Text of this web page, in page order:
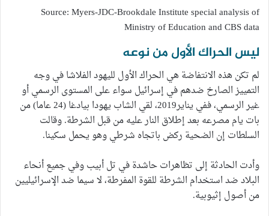
Source: Myers-JDC-Brookdale Institute special analysis of
Ministry of Education and CBS data
ليس الحراك الأول من نوعه
لم تكن هذه الانتفاضة هي الحراك الأول لليهود الفلاشا في وجه
التمييز الصارخ ضدهم في إسرائيل سواء على المستوى الرسمي أو
غير الرسمي، ففي يناير2019، لقي الشاب يهودا بيادغا (24 عاما) من
بات يام مصرعه بعد إطلاق النار عليه من قبل الشرطة. وقالت
السلطات إن الضحية ركض باتجاه شرطي وهو يحمل سكينا.
وأدت الحادثة إلى تظاهرات حاشدة في تل أبيب وفي جميع أنحاء
البلاد ضد استخدام الشرطة للقوة المفرطة، لا سيما ضد الإسرائيليين
من أصول إثيوبية.